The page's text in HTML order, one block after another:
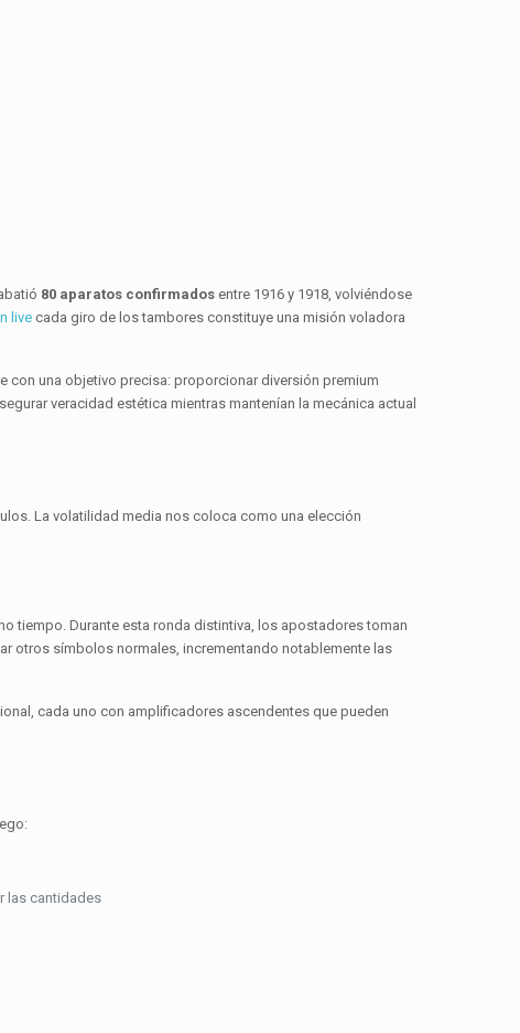
80 aparatos confirmados entre 1916 y 1918, volviéndose
livecada giro de los tambores constituye una misión voladora
una objetivo precisa: proporcionar diversión premium
veracidad estética mientras mantenían la mecánica actual
La volatilidad media nos coloca como una elección
tiempo. Durante esta ronda distintiva, los apostadores toman
otros símbolos normales, incrementando notablemente las
cada uno con amplificadores ascendentes que pueden
las cantidades